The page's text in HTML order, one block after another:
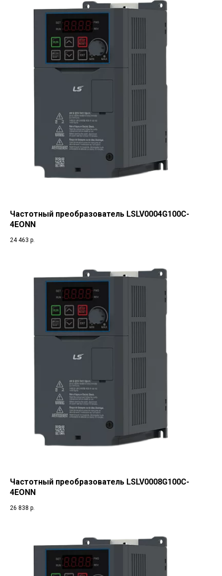
Частотный преобразователь LSLV0004G100C-
4EONN
24 463 р.
Частотный преобразователь LSLV0008G100C-
4EONN
26 838 р.